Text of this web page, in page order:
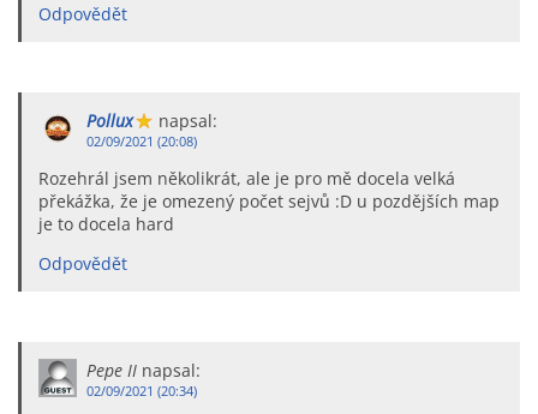
Odpovědět
Pollux napsal:
02/09/2021 (20:08)
Rozehrál jsem několikrát, ale je pro mě docela velká
překážka, že je omezený počet sejvů :D u pozdějších map
je to docela hard
Odpovědět
Pepe II napsal:
02/09/2021 (20:34)